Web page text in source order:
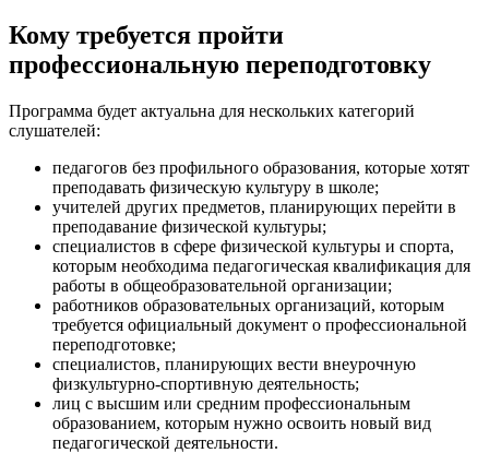
Кому требуется пройти
профессиональную переподготовку
Программа будет актуальна для нескольких категорий
слушателей:
педагогов без профильного образования, которые хотят
преподавать физическую культуру в школе;
учителей других предметов, планирующих перейти в
преподавание физической культуры;
специалистов в сфере физической культуры и спорта,
которым необходима педагогическая квалификация для
работы в общеобразовательной организации;
работников образовательных организаций, которым
требуется официальный документ о профессиональной
переподготовке;
специалистов, планирующих вести внеурочную
физкультурно-спортивную деятельность;
лиц с высшим или средним профессиональным
образованием, которым нужно освоить новый вид
педагогической деятельности.